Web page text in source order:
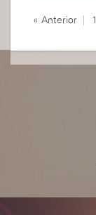
« Anterior 1